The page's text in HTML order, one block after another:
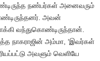
நண்பர்கள் அனைவரும்
அவன்
வந்துகொண்டிருந்தான்.
நாகராஜின் அம்மா, ‘இவர்கள்
அவளும் வெளியே